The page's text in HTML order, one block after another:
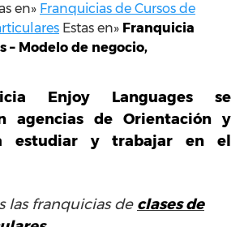
en» Franquicias de Cursos de
Estas en» Franquicia
– Modelo de negocio,
Enjoy Languages se
agencias de Orientación y
estudiar y trabajar en el
las franquicias de clases de